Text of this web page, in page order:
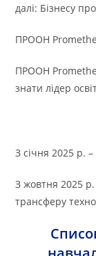
далі: Бізнесу
ПРООН
ПРООН
знати лідер
З січня 2025 р.
З жовтня 2025 р.
трансферу